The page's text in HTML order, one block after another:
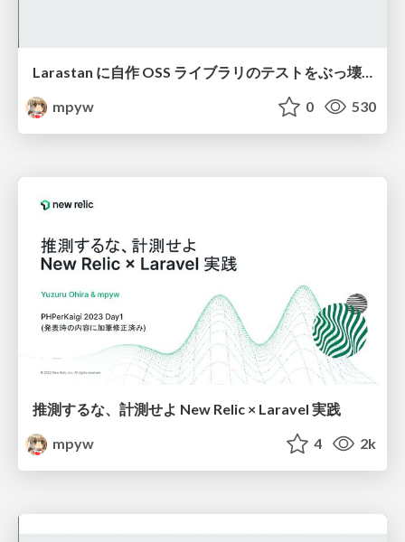
Larastan に自作 OSS ライブラリのテストをぶっ壊された話
mpyw
0 530
推測するな、計測せよ New Relic × Laravel 実践
mpyw
4 2k